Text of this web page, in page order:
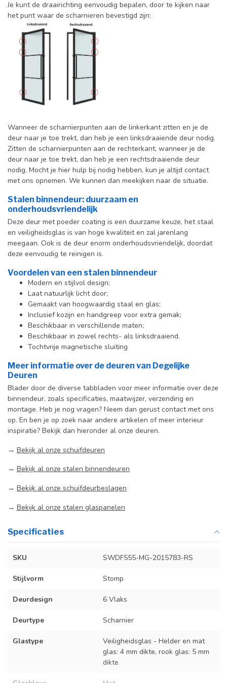
Je kunt de draairichting eenvoudig bepalen, door te kijken naar
het punt waar de scharnieren bevestigd zijn:
Wanneer de scharnierpunten aan de linkerkant zitten en je de
deur naar je toe trekt, dan heb je een linksdraaiende deur nodig.
Zitten de scharnierpunten aan de rechterkant, wanneer je de
deur naar je toe trekt, dan heb je een rechtsdraaiende deur
nodig. Mocht je hier hulp bij nodig hebben, kun je altijd contact
met ons opnemen. We kunnen dan meekijken naar de situatie.
Stalen binnendeur: duurzaam en
onderhoudsvriendelijk
Deze deur met poeder coating is een duurzame keuze, het staal
en veiligheidsglas is van hoge kwaliteit en zal jarenlang
meegaan. Ook is de deur enorm onderhoudsvriendelijk, doordat
deze eenvoudig te reinigen is.
Voordelen van een stalen binnendeur
Modern en stijlvol design;
Laat natuurlijk licht door;
Gemaakt van hoogwaardig staal en glas;
Inclusief kozijn en handgreep voor extra gemak;
Beschikbaar in verschillende maten;
Beschikbaar in zowel rechts- als linksdraaiend.
Tochtvrije magnetische sluiting
Meer informatie over de deuren van Degelijke
Deuren
Blader door de diverse tabbladen voor meer informatie over deze
binnendeur, zoals specificaties, maatwijzer, verzending en
montage. Heb je nog vragen? Neem dan gerust contact met ons
op. En ben je op zoek naar andere artikelen of meer interieur
inspiratie? Bekijk dan hieronder al onze deuren.
→ Bekijk al onze schuifdeuren
→ Bekijk al onze stalen binnendeuren
→ Bekijk al onze schuifdeurbeslagen
→ Bekijk al onze stalen glaspanelen
Specificaties
SKU SWDF555-MG-2015783-RS
Stijlvorm Stomp
Deurdesign 6 Vlaks
Deurtype Scharnier
Glastype
Veiligheidsglas - Helder en mat
glas: 4 mm dikte, rook glas: 5 mm
dikte